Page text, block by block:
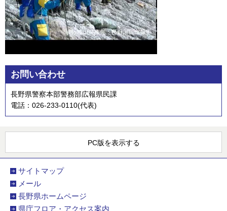
お問い合わせ
長野県警察本部警務部広報県民課
電話：026-233-0110(代表)
PC版を表示する
サイトマップ
メール
長野県ホームページ
県庁フロア・アクセス案内